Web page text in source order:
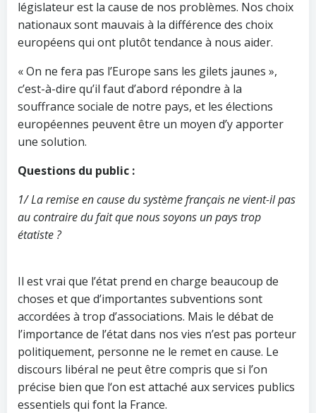
législateur est la cause de nos problèmes. Nos choix
nationaux sont mauvais à la différence des choix
européens qui ont plutôt tendance à nous aider.
« On ne fera pas l’Europe sans les gilets jaunes »,
c’est-à-dire qu’il faut d’abord répondre à la
souffrance sociale de notre pays, et les élections
européennes peuvent être un moyen d’y apporter
une solution.
Questions du public :
1/ La remise en cause du système français ne vient-il pas
au contraire du fait que nous soyons un pays trop
étatiste ?
Il est vrai que l’état prend en charge beaucoup de
choses et que d’importantes subventions sont
accordées à trop d’associations. Mais le débat de
l’importance de l’état dans nos vies n’est pas porteur
politiquement, personne ne le remet en cause. Le
discours libéral ne peut être compris que si l’on
précise bien que l‘on est attaché aux services publics
essentiels qui font la France.